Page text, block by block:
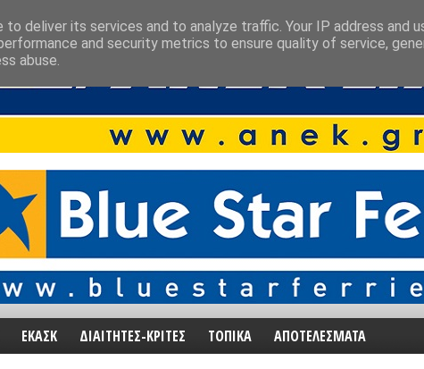
ΕΚΑΣΚ ΔΙΑΙΤΗΤΕΣ-ΚΡΙΤΕΣ ΤΟΠΙΚΑ ΑΠΟΤΕΛΕΣΜΑΤΑ
deliver its services and to analyze traffic. Your IP address and
and security metrics to ensure quality of service,
abuse.